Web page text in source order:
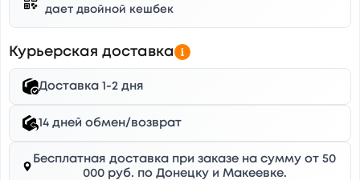
дает двойной кешбек
Курьерская доставка
Доставка 1-2 дня
14 дней обмен/возврат
Бесплатная доставка при заказе на сумму от 50
000 руб. по Донецку и Макеевке.